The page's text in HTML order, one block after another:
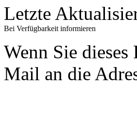
Letzte
Bei Verfügbarkeit informieren
Wenn Sie
Mail an die